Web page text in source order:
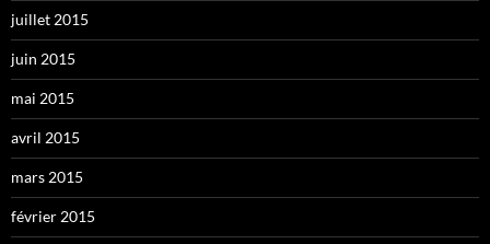
juillet 2015
juin 2015
mai 2015
avril 2015
mars 2015
février 2015